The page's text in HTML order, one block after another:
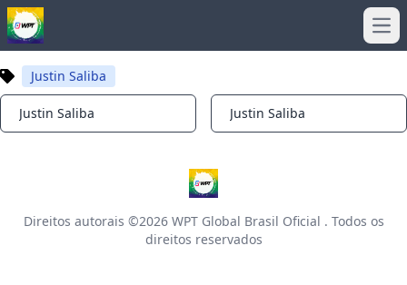
Justin Saliba
Notifications
Justin Saliba Notifications
Justin Saliba
Direitos autorais ©2026WPT Global Brasil Oficial . Todos os
direitos reservados